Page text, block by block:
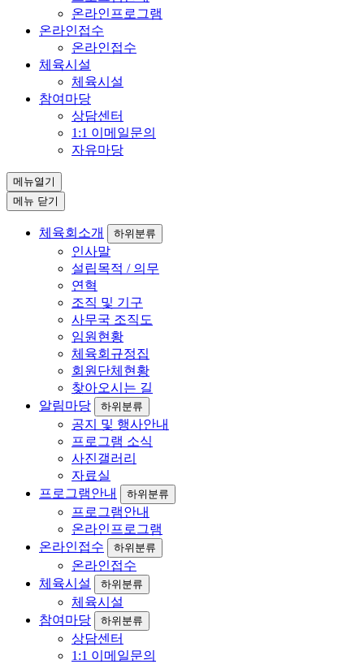
온라인프로그램
온라인접수
온라인접수
체육시설
체육시설
참여마당
상담센터
1:1 이메일문의
자유마당
메뉴열기
메뉴 닫기
체육회소개 하위분류
인사말
설립목적 / 의무
연혁
조직 및 기구
사무국 조직도
임원현황
체육회규정집
회원단체현황
찾아오시는 길
알림마당
하위분류
공지 및 행사안내
프로그램 소식
사진갤러리
자료실
프로그램안내
하위분류
프로그램안내
온라인프로그램
온라인접수
하위분류
온라인접수
체육시설
하위분류
체육시설
참여마당
하위분류
상담센터
1:1 이메일문의